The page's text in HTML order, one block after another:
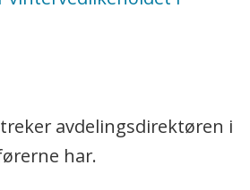
avdelingsdirektøren i
har.